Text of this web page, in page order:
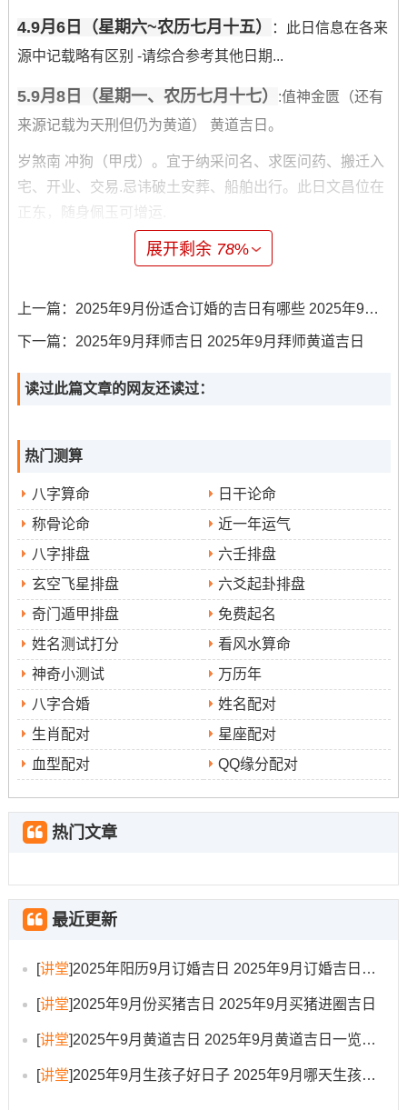
4.9月6日（星期六~农历七月十五）
：此日信息在各来
源中记载略有区别 -请综合参考其他日期...
5.9月8日（星期一、农历七月十七）
:值神金匮（还有
来源记载为天刑但仍为黄道） 黄道吉日。
岁煞南 冲狗（甲戌）。宜于纳采问名、求医问药、搬迁入
宅、开业、交易.忌讳破土安葬、船舶出行。此日文昌位在
正东，随身佩玉可增运.
利于学习、沟通及移动之事。
道吉日。岁煞北、冲鼠（丙子）。宜于祭祀祈福、诉讼维
护合法权益、求学考试！忌讳婚嫁合婚、动土开仓。协作
7.9月11日（星期四、农历七月二十）
道吉日。宜于结婚、领证、出行、移徙、解除.此日宜解除
不利，迎接新象。
8.9月12日（星期五；农历七月廿一）
有来源为天赦），黄道吉日。岁煞南- 冲虎（戊寅）。
宜于开业、开工、搬家、出行、修造。忌讳嫁娶、安葬。
此日气场稳定；做事简单取得胜利 格外利于事业上得新开
端。
9.9月14日（星期日；农历七月廿三）:值神司命 黄道
吉日。岁煞北，冲龙（庚辰）。宜于装修动工、家具入
室、美容美发。
忌讳开业庆典、远行迁徙。动工建议选在巳时（9-11时）.
此日利于对环境得改造与美化...
10.9月16日（星期二，农历七月廿五）:值神青龙，黄
道吉日。宜于祭祀、沐浴、盖屋...此日利于清洁净化跟稳
11.9月17日（星期三，农历七月廿六）
岁煞东~冲羊（癸未）.宜于嫁娶、祭祀、祈福、求嗣、开
光、出行、入宅、安床、开市、交易、立券。此日寓意安
12.9月20日（星期六，农历七月廿九）：值神金匮，
展开剩余 78%
上一篇： 2025年9月份适合订婚的吉日有哪些 2025年9月份订婚吉日
下一篇： 2025年9月拜师吉日 2025年9月拜师黄道吉日
读过此篇文章的网友还读过：
热门测算
八字算命
日干论命
称骨论命
近一年运气
八字排盘
六壬排盘
玄空飞星排盘
六爻起卦排盘
奇门遁甲排盘
免费起名
姓名测试打分
看风水算命
神奇小测试
万历年
八字合婚
姓名配对
生肖配对
星座配对
血型配对
QQ缘分配对
热门文章
最近更新
[讲堂]2025年阳历9月订婚吉日 2025年9月订婚吉日有哪几天
[讲堂]2025年9月份买猪吉日 2025年9月买猪进圈吉日
[讲堂]2025午9月黄道吉日 2025年9月黄道吉日一览表大全
[讲堂]2025年9月生孩子好日子 2025年9月哪天生孩子比较好